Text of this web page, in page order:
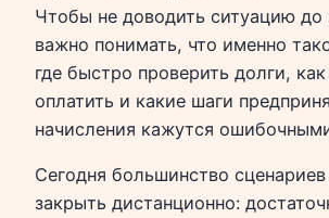
Чтобы не доводить ситуацию до
важно понимать, что именно
где быстро проверить долги,
оплатить и какие шаги
начисления кажутся
Сегодня большинство
закрыть дистанционно: